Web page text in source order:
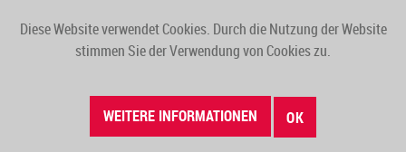
Diese Website verwendet Cookies. Durch die Nutzung der Website
stimmen Sie der Verwendung von Cookies zu.
WEITERE INFORMATIONEN OK